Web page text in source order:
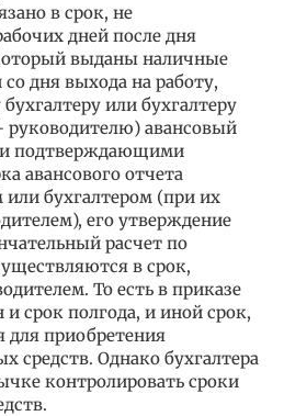
в срок, не
дней после дня
выданы наличные
дня выхода на работу,
или бухгалтеру
руководителю) авансовый
подтверждающими
авансового отчета
бухгалтером (при их
его утверждение
расчет по
в срок,
То есть в приказе
срок полгода, и иной срок,
для приобретения
средств. Однако бухгалтера
контролировать сроки